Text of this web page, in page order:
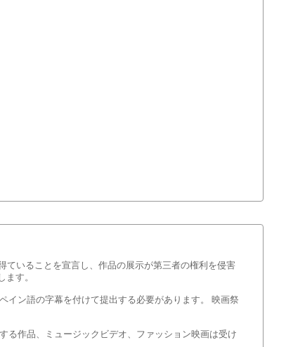
ていることを宣言し、作品の展示が第三者の権利を侵害
す。
イン語の字幕を付けて提出する必要があります。 映画祭
る作品、ミュージックビデオ、ファッション映画は受け